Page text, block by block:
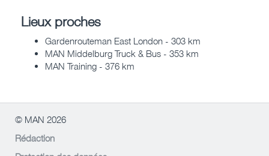
Lieux proches
Gardenrouteman East London - 303 km
MAN Middelburg Truck & Bus - 353 km
MAN Training - 376 km
© MAN 2026
Rédaction